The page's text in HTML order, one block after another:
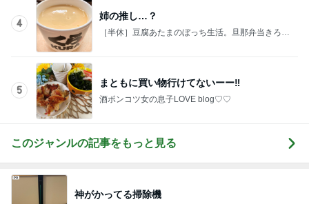
4
姉の推し…？
［半休］豆腐あたまのぼっち生活。旦那弁当きろく
5
まともに買い物行けてないーー‼︎
酒ポンコツ女の息子LOVE blog♡♡
このジャンルの記事をもっと見る
神がかってる掃除機